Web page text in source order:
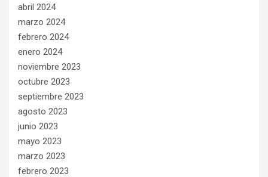
abril 2024
marzo 2024
febrero 2024
enero 2024
noviembre 2023
octubre 2023
septiembre 2023
agosto 2023
junio 2023
mayo 2023
marzo 2023
febrero 2023